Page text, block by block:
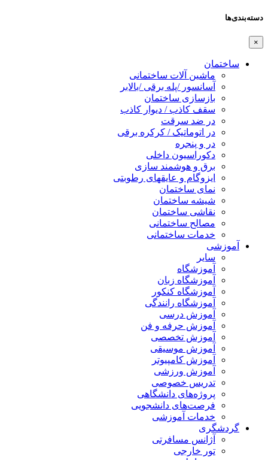
دسته‌بندی‌ها
×
ساختمان
ماشین آلات ساختمانی
آسانسور /پله برقی /بالابر
بازسازی ساختمان
سقف کاذب / دیوار کاذب
در ضد سرقت
در اتوماتیک / کرکره برقی
در و پنجره
دکوراسیون داخلی
برق و هوشمند سازی
ایزوگام و عایقهای رطوبتی
نمای ساختمان
شیشه ساختمان
نقاشی ساختمان
مصالح ساختمانی
خدمات ساختمانی
آموزشی
سایر
آموزشگاه
آموزشگاه زبان
آموزشگاه کنکور
آموزشگاه رانندگی
آموزش درسی
آموزش حرفه و فن
آموزش تخصصی
آموزش موسیقی
آموزش کامپیوتر
آموزش ورزشی
تدریس خصوصی
پروژه‌های دانشگاهی
فرصت‌های دانشجویی
خدمات آموزشی
گردشگری
آژانس مسافرتی
تور خارجی